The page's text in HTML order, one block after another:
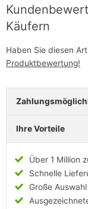
Käufern
Haben Sie diesen
Produktbewertung!
Ihre Vorteile
Über 1 Million
Schnelle
Große